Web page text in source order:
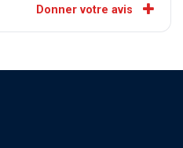
Donner votre avis